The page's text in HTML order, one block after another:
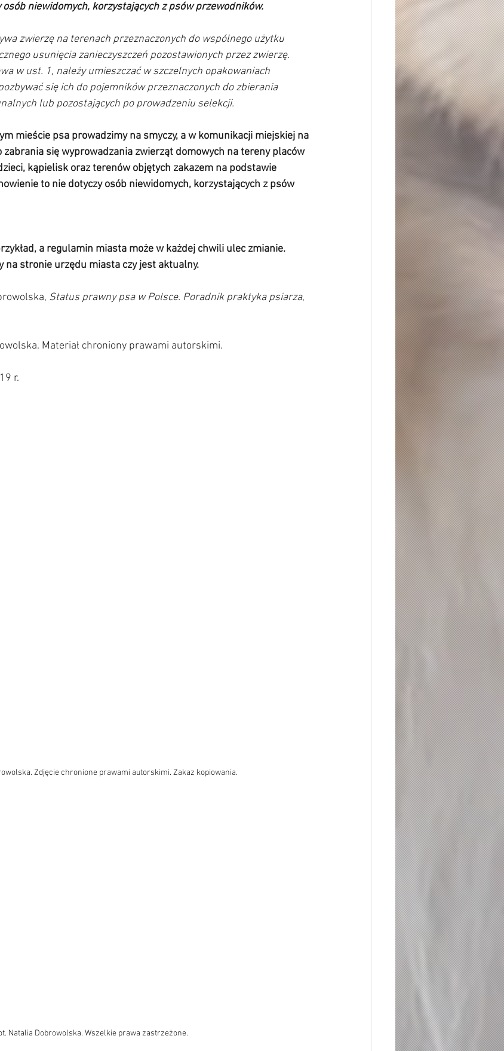
niewidomych, korzystających z psów przewodników.
zwierzę na terenach przeznaczonych do wspólnego użytku
usunięcia zanieczyszczeń pozostawionych przez zwierzę.
w ust. 1, należy umieszczać w szczelnych opakowaniach
się ich do pojemników przeznaczonych do zbierania
lub pozostających po prowadzeniu selekcji.
mieście psa prowadzimy na smyczy, a w komunikacji miejskiej na
zabrania się wyprowadzania zwierząt domowych na tereny placów
kąpielisk oraz terenów objętych zakazem na podstawie
to nie dotyczy osób niewidomych, korzystających z psów
a regulamin miasta może w każdej chwili ulec zmianie.
na stronie urzędu miasta czy jest aktualny.
Status prawny psa w Polsce. Poradnik praktyka psiarza,
Materiał chroniony prawami autorskimi.
r.
Zdjęcie chronione prawami autorskimi. Zakaz kopiowania.
Natalia Dobrowolska. Wszelkie prawa zastrzeżone.